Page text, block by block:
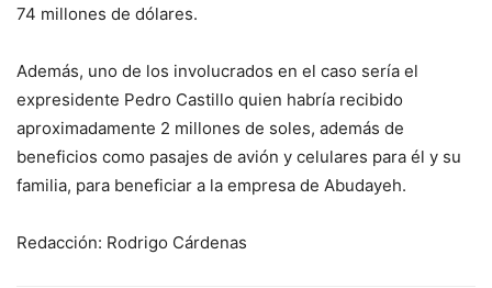
74 millones de dólares.
Además, uno de los involucrados en el caso sería el
expresidente Pedro Castillo quien habría recibido
aproximadamente 2 millones de soles, además de
beneficios como pasajes de avión y celulares para él y su
familia, para beneficiar a la empresa de Abudayeh.
Redacción: Rodrigo Cárdenas